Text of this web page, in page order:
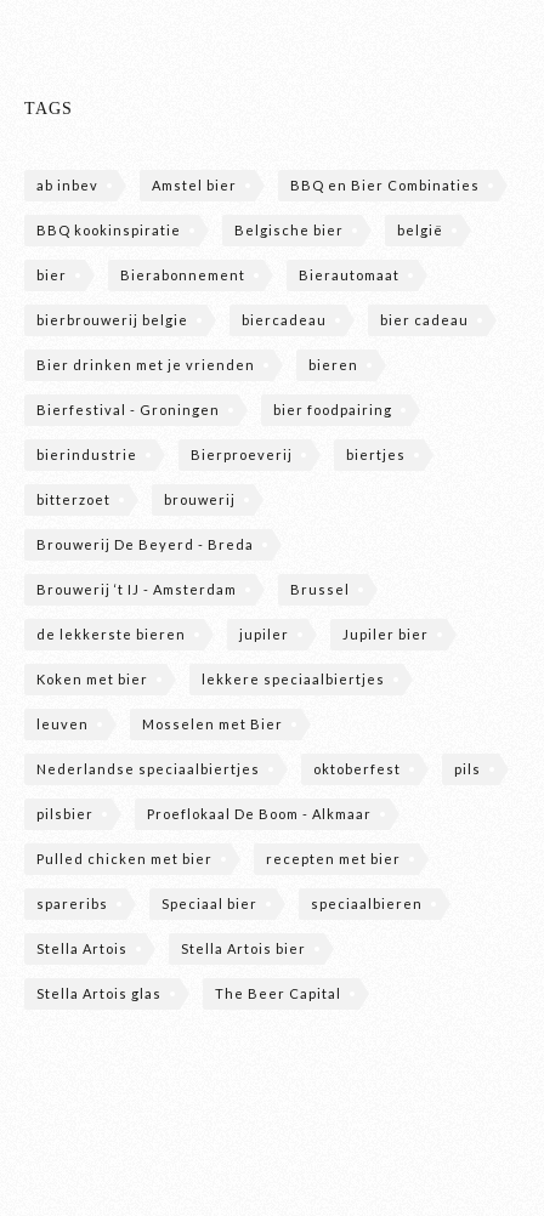
TAGS
ab inbev Amstel bier BBQ en Bier Combinaties
BBQ kookinspiratie Belgische bier belgië
bier Bierabonnement Bierautomaat
bierbrouwerij belgie biercadeau bier cadeau
Bier drinken met je vrienden bieren
Bierfestival - Groningen bier foodpairing
bierindustrie Bierproeverij biertjes
bitterzoet brouwerij
Brouwerij De Beyerd - Breda
Brouwerij ‘t IJ - Amsterdam Brussel
de lekkerste bieren jupiler Jupiler bier
Koken met bier lekkere speciaalbiertjes
leuven Mosselen met Bier
Nederlandse speciaalbiertjes oktoberfest pils
pilsbier Proeflokaal De Boom - Alkmaar
Pulled chicken met bier recepten met bier
spareribs Speciaal bier speciaalbieren
Stella Artois Stella Artois bier
Stella Artois glas The Beer Capital